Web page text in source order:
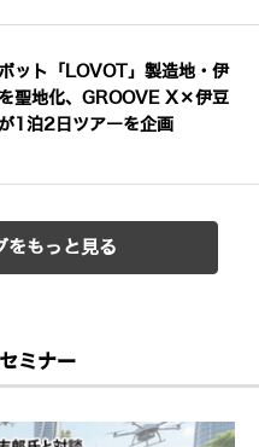
ット「LOVOT」製造地・伊
聖地化、GROOVE X×伊豆
1泊2日ツアーを企画
をもっと見る
ミナー